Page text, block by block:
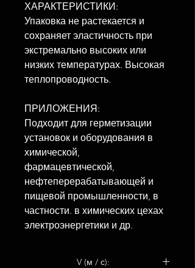
ХАРАКТЕРИСТИКИ:
Упаковка не растекается и
сохраняет эластичность при
экстремально высоких или
низких температурах. Высокая
теплопроводность.
ПРИЛОЖЕНИЯ:
Подходит для герметизации
установок и оборудования в
химической,
фармацевтической,
нефтеперерабатывающей и
пищевой промышленности, в
частности. в химических цехах
электроэнергетики и др.
V (м / с):